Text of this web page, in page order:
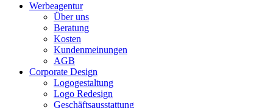
Werbeagentur
Über uns
Beratung
Kosten
Kundenmeinungen
AGB
Corporate Design
Logogestaltung
Logo Redesign
Geschäftsausstattung